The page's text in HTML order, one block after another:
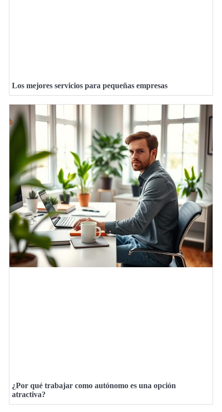
Los mejores servicios para pequeñas empresas
¿Por qué trabajar como autónomo es una opción
atractiva?